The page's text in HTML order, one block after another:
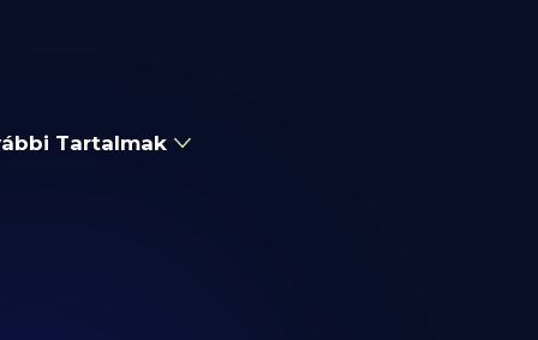
Tartalmak